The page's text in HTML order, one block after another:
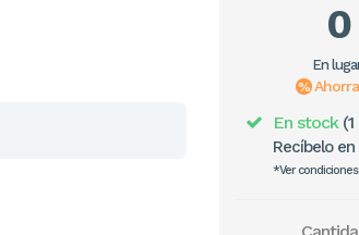
En
En stock
Recíbelo
*Ver